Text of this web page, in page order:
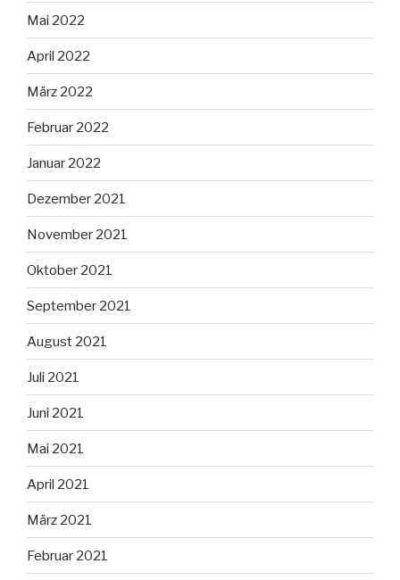
Mai 2022
April 2022
März 2022
Februar 2022
Januar 2022
Dezember 2021
November 2021
Oktober 2021
September 2021
August 2021
Juli 2021
Juni 2021
Mai 2021
April 2021
März 2021
Februar 2021